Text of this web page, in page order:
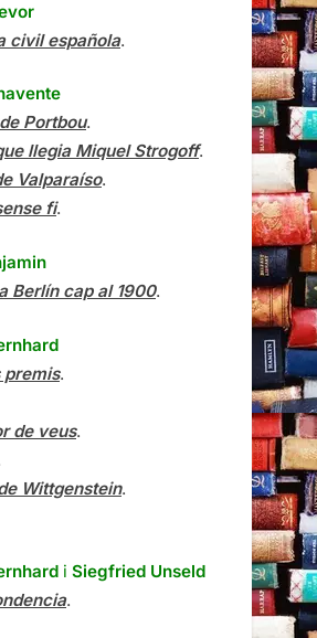
civil española.
Portbou.
llegia Miquel Strogoff.
Valparaíso.
fi.
Berlín cap al 1900.
premis.
de veus.
Wittgenstein.
i Siegfried Unseld
.